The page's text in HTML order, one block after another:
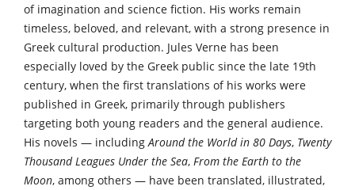
of imagination and science fiction. His works remain
timeless, beloved, and relevant, with a strong presence in
Greek cultural production. Jules Verne has been
especially loved by the Greek public since the late 19th
century, when the first translations of his works were
published in Greek, primarily through publishers
targeting both young readers and the general audience.
His novels — includingAround the World in 80 Days, Twenty
Thousand Leagues Under the Sea, From the Earth to the
Moon, among others — have been translated, illustrated,